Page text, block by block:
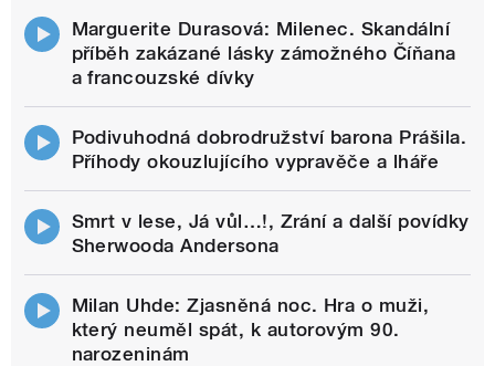
Marguerite Durasová: Milenec. Skandální
příběh zakázané lásky zámožného Číňana
a francouzské dívky
Podivuhodná dobrodružství barona Prášila.
Příhody okouzlujícího vypravěče a lháře
Smrt v lese, Já vůl…!, Zrání a další povídky
Sherwooda Andersona
Milan Uhde: Zjasněná noc. Hra o muži,
který neuměl spát, k autorovým 90.
narozeninám